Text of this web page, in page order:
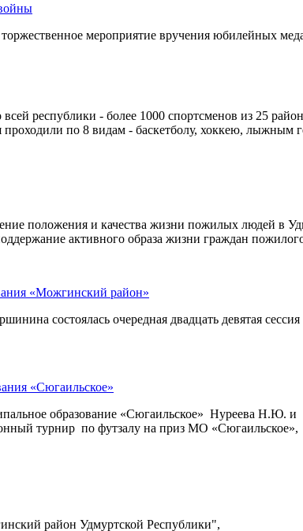
мероприятие вручения юбилейных
республики - более 1000 спортсменов из 25
по 8 видам - баскетболу, хоккею,
положения и качества жизни пожилых людей в
активного образа жизни граждан пожилого
«Можгинский район»
состоялась очередная двадцать девятая
«Сюгаильское»
образование «Сюгаильское» Нуреева Н.Ю.
турнир по футзалу на приз МО
район Удмуртской Республики",